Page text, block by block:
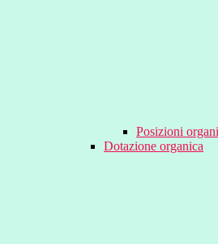
Posizioni
Dotazione organica